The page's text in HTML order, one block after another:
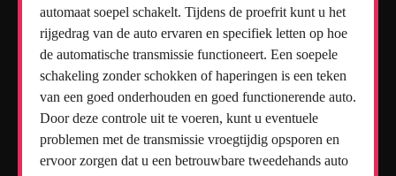
automaat soepel schakelt. Tijdens de proefrit kunt u het
rijgedrag van de auto ervaren en specifiek letten op hoe
de automatische transmissie functioneert. Een soepele
schakeling zonder schokken of haperingen is een teken
van een goed onderhouden en goed functionerende auto.
Door deze controle uit te voeren, kunt u eventuele
problemen met de transmissie vroegtijdig opsporen en
ervoor zorgen dat u een betrouwbare tweedehands auto